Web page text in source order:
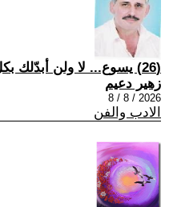
(26) يسوع... لا ولن أبدّلك بكلّ مجد الدنيا
زهير دعيم
2026 / 8 / 8
الادب والفن